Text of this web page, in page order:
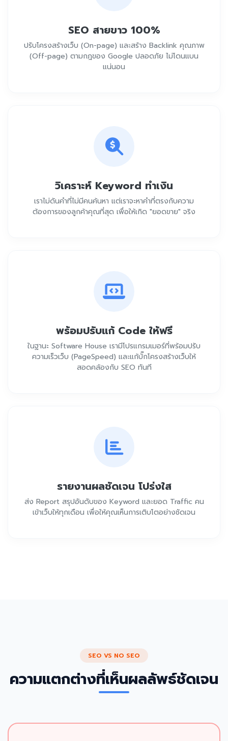
SEO สายขาว 100%
ปรับโครงสร้างเว็บ (On-page) และสร้าง Backlink คุณภาพ
(Off-page) ตามกฎของ Google ปลอดภัย ไม่โดนแบน
แน่นอน
วิเคราะห์ Keyword ทำเงิน
เราไม่ดันคำที่ไม่มีคนค้นหา แต่เราจะหาคำที่ตรงกับความ
ต้องการของลูกค้าคุณที่สุด เพื่อให้เกิด "ยอดขาย" จริง
พร้อมปรับแก้ Code ให้ฟรี
ในฐานะ Software House เรามีโปรแกรมเมอร์ที่พร้อมปรับ
ความเร็วเว็บ (PageSpeed) และแก้บั๊กโครงสร้างเว็บให้
สอดคล้องกับ SEO ทันที
รายงานผลชัดเจน โปร่งใส
ส่ง Report สรุปอันดับของ Keyword และยอด Traffic คน
เข้าเว็บให้ทุกเดือน เพื่อให้คุณเห็นการเติบโตอย่างชัดเจน
SEO VS NO SEO
ความแตกต่างที่เห็นผลลัพธ์ชัดเจน